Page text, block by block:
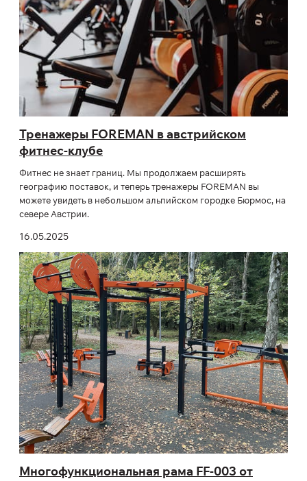
Тренажеры FOREMAN в австрийском
фитнес-клубе
Фитнес не знает границ. Мы продолжаем расширять
географию поставок, и теперь тренажеры FOREMAN вы
можете увидеть в небольшом альпийском городке Бюрмос, на
севере Австрии.
16.05.2025
Многофункциональная рама FF-003 от